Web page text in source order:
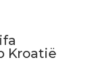
Kroatië